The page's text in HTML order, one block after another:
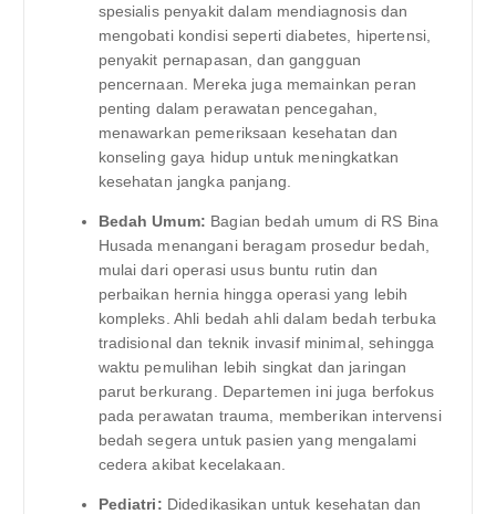
spesialis penyakit dalam mendiagnosis dan
mengobati kondisi seperti diabetes, hipertensi,
penyakit pernapasan, dan gangguan
pencernaan. Mereka juga memainkan peran
penting dalam perawatan pencegahan,
menawarkan pemeriksaan kesehatan dan
konseling gaya hidup untuk meningkatkan
kesehatan jangka panjang.
Bedah Umum: Bagian bedah umum di RS Bina
Husada menangani beragam prosedur bedah,
mulai dari operasi usus buntu rutin dan
perbaikan hernia hingga operasi yang lebih
kompleks. Ahli bedah ahli dalam bedah terbuka
tradisional dan teknik invasif minimal, sehingga
waktu pemulihan lebih singkat dan jaringan
parut berkurang. Departemen ini juga berfokus
pada perawatan trauma, memberikan intervensi
bedah segera untuk pasien yang mengalami
cedera akibat kecelakaan.
Pediatri: Didedikasikan untuk kesehatan dan